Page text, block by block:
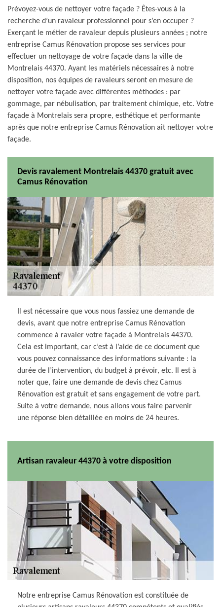
Prévoyez-vous de nettoyer votre façade ? Êtes-vous à la
recherche d’un ravaleur professionnel pour s’en occuper ?
Exerçant le métier de ravaleur depuis plusieurs années ; notre
entreprise Camus Rénovation propose ses services pour
effectuer un nettoyage de votre façade dans la ville de
Montrelais 44370. Ayant les matériels nécessaires à notre
disposition, nos équipes de ravaleurs seront en mesure de
nettoyer votre façade avec différentes méthodes : par
gommage, par nébulisation, par traitement chimique, etc. Votre
façade à Montrelais sera propre, esthétique et performante
après que notre entreprise Camus Rénovation ait nettoyer votre
façade.
Devis ravalement Montrelais 44370 gratuit avec
Camus Rénovation
Il est nécessaire que vous nous fassiez une demande de
devis, avant que notre entreprise Camus Rénovation
commence à ravaler votre façade à Montrelais 44370.
Cela est important, car c’est à l’aide de ce document que
vous pouvez connaissance des informations suivante : la
durée de l’intervention, du budget à prévoir, etc. Il est à
noter que, faire une demande de devis chez Camus
Rénovation est gratuit et sans engagement de votre part.
Suite à votre demande, nous allons vous faire parvenir
une réponse bien détaillée en moins de 24 heures.
Artisan ravaleur 44370 à votre disposition
Notre entreprise Camus Rénovation est constituée de